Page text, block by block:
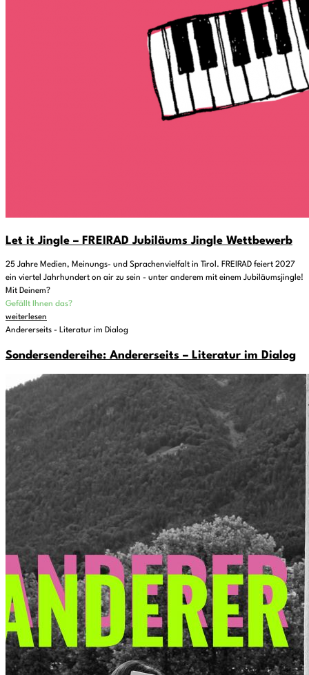
Let it Jingle – FREIRAD Jubiläums Jingle Wettbewerb
25 Jahre Medien, Meinungs- und Sprachenvielfalt in Tirol. FREIRAD feiert 2027
ein viertel Jahrhundert on air zu sein - unter anderem mit einem Jubiläumsjingle!
Mit Deinem?
Gefällt Ihnen das?
weiterlesen
Andererseits - Literatur im Dialog
Sondersendereihe: Andererseits – Literatur im Dialog